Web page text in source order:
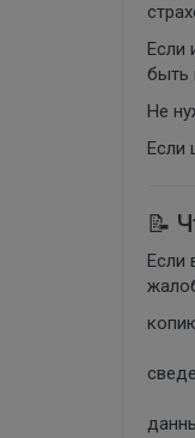
Если
быть
Не
Если
📝
Если